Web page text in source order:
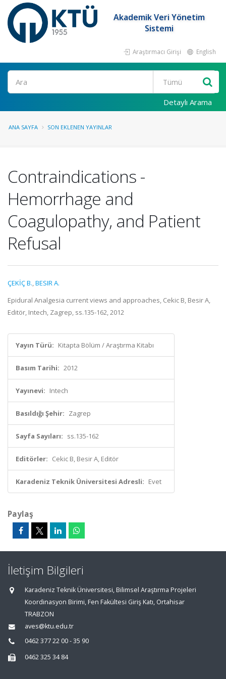
Akademik Veri Yönetim
Sistemi
Araştırmacı Girişi English
Ara
Detaylı Arama
ANA SAYFA SON EKLENEN YAYINLAR
Contraindications -
Hemorrhage and
Coagulopathy, and Patient
Refusal
ÇEKİÇ B.,BESIR A.
Epidural Analgesia current views and approaches, Cekic B, Besir A,
Editör, Intech, Zagrep, ss.135-162, 2012
Yayın Türü: Kitapta Bölüm / Araştırma Kitabı
Basım Tarihi: 2012
Yayınevi: Intech
Basıldığı Şehir: Zagrep
Sayfa Sayıları: ss.135-162
Editörler: Cekic B, Besir A, Editör
Karadeniz Teknik Üniversitesi Adresli: Evet
Paylaş
İletişim Bilgileri
Karadeniz Teknik Üniversitesi, Bilimsel Araştırma Projeleri
Koordinasyon Birimi, Fen Fakültesi Giriş Katı, Ortahisar
TRABZON
aves@ktu.edu.tr
0462 377 22 00 - 35 90
0462 325 34 84